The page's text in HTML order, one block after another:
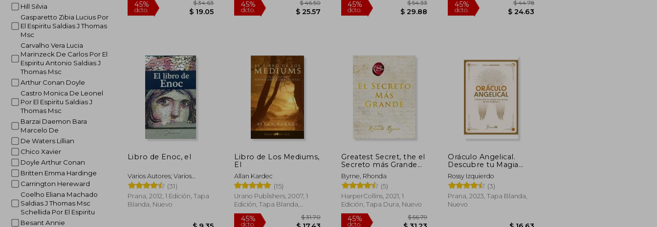
Hill Silvia
Gasparetto Zibia Lucius Por
El Espiritu Saldias J Thomas
Msc
Carvalho Vera Lucia
Marinzeck De Carlos Por El
Espiritu Antonio Saldias J
Thomas Msc
Arthur Conan Doyle
Castro Monica De Leonel
Por El Espiritu Saldias J
Thomas Msc
Barzai Daemon Bara
Marcelo De
De Waters Lillian
Chico Xavier
Doyle Arthur Conan
Britten Emma Hardinge
Carrington Hereward
Coelho Eliana Machado
Saldias J Thomas Msc
Schellida Por El Espiritu
Besant Annie
45%
dcto.
45%
dcto.
$ 46.50
dcto. $ 29.88
45%
dcto.
Libro de Enoc, el
Varios Autores; Varios
Autores
(31)
Prana, 2012, 1 Edición, Tapa
Blanda, Nuevo
Libro de Los Mediums,
El
Allan Kardec
(15)
Urano Publishers, 2007, 1
Edición, Tapa Blanda,
Nuevo
Greatest Secret, the el
Secreto más Grande
(Spanish Edition) (The
Secret)
Byrne, Rhonda
(5)
HarperCollins, 2021, 1
Edición, Tapa Dura, Nuevo
Oráculo Angelical.
Descubre tu Magia
con Ayuda de los
Ángeles
Rossy Izquierdo
(3)
Prana, 2023, Tapa Blanda,
Nuevo